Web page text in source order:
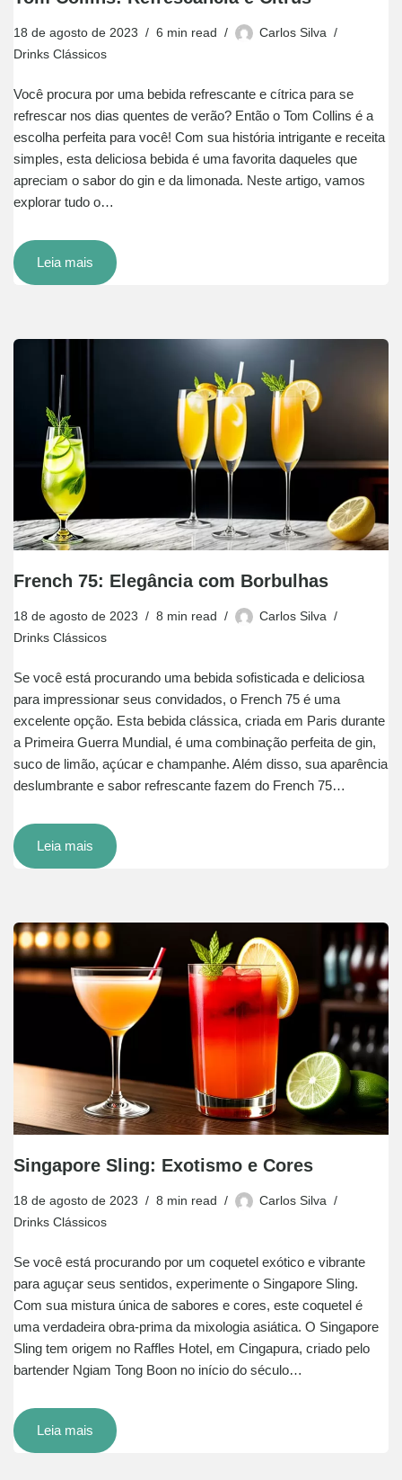
18 de agosto de 2023 6 min read
Carlos Silva
Drinks Clássicos
Você procura por uma bebida refrescante e cítrica para se
refrescar nos dias quentes de verão? Então o Tom Collins é a
escolha perfeita para você! Com sua história intrigante e receita
simples, esta deliciosa bebida é uma favorita daqueles que
apreciam o sabor do gin e da limonada. Neste artigo, vamos
explorar tudo o…
Leia mais
French 75: Elegância com Borbulhas
18 de agosto de 2023 8 min read
Carlos Silva
Drinks Clássicos
Se você está procurando uma bebida sofisticada e deliciosa
para impressionar seus convidados, o French 75 é uma
excelente opção. Esta bebida clássica, criada em Paris durante
a Primeira Guerra Mundial, é uma combinação perfeita de gin,
suco de limão, açúcar e champanhe. Além disso, sua aparência
deslumbrante e sabor refrescante fazem do French 75…
Leia mais
Singapore Sling: Exotismo e Cores
18 de agosto de 2023 8 min read
Carlos Silva
Drinks Clássicos
Se você está procurando por um coquetel exótico e vibrante
para aguçar seus sentidos, experimente o Singapore Sling.
Com sua mistura única de sabores e cores, este coquetel é
uma verdadeira obra-prima da mixologia asiática. O Singapore
Sling tem origem no Raffles Hotel, em Cingapura, criado pelo
bartender Ngiam Tong Boon no início do século…
Leia mais